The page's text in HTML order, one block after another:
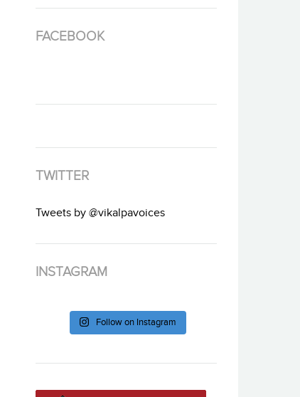
FACEBOOK
TWITTER
Tweets by @vikalpavoices
INSTAGRAM
Follow on Instagram